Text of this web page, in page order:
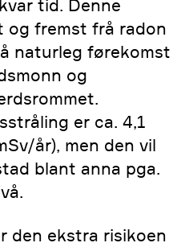
tid. Denne
og fremst frå radon
naturleg førekomst
og
er ca. 4,1
år), men den vil
blant anna pga.
den ekstra risikoen